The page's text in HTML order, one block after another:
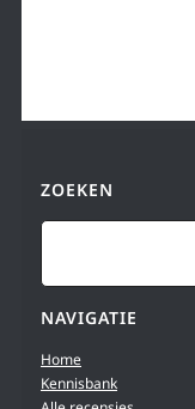
ZOEKEN
Search
NAVIGATIE
Home
Kennisbank